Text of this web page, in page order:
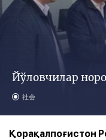
Йўловчилар
社会
Қорақалпоғистон